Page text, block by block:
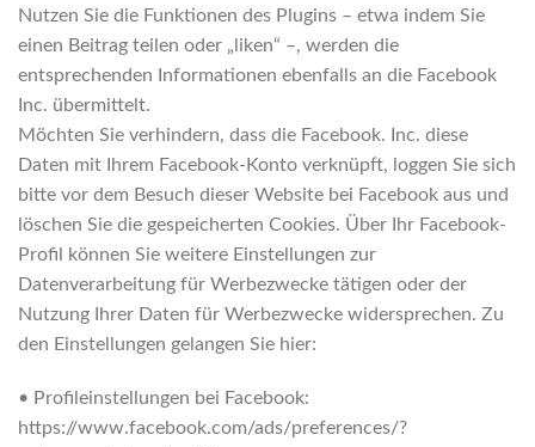
Nutzen Sie die Funktionen des Plugins – etwa indem Sie
einen Beitrag teilen oder „liken“ –, werden die
entsprechenden Informationen ebenfalls an die Facebook
Inc. übermittelt.
Möchten Sie verhindern, dass die Facebook. Inc. diese
Daten mit Ihrem Facebook-Konto verknüpft, loggen Sie sich
bitte vor dem Besuch dieser Website bei Facebook aus und
löschen Sie die gespeicherten Cookies. Über Ihr Facebook-
Profil können Sie weitere Einstellungen zur
Datenverarbeitung für Werbezwecke tätigen oder der
Nutzung Ihrer Daten für Werbezwecke widersprechen. Zu
den Einstellungen gelangen Sie hier:
• Profileinstellungen bei Facebook:
https://www.facebook.com/ads/preferences/?